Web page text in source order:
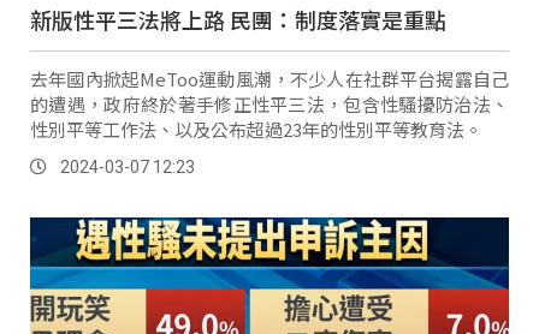
新版性平三法將上路 民團：制度落實是重點
去年國內掀起MeToo運動風潮，不少人在社群平台揭露自己
的遭遇，政府終於著手修正性平三法，包含性騷擾防治法、
性別平等工作法、以及公布超過23年的性別平等教育法。
2024-03-07 12:23